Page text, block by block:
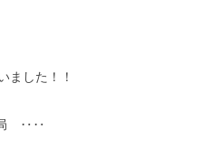
ました！！
‥‥